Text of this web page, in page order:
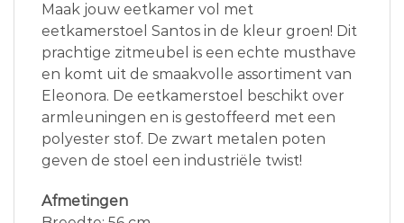
Maak jouw eetkamer vol met
eetkamerstoel Santos in de kleur groen! Dit
prachtige zitmeubel is een echte musthave
en komt uit de smaakvolle assortiment van
Eleonora. De eetkamerstoel beschikt over
armleuningen en is gestoffeerd met een
polyester stof. De zwart metalen poten
geven de stoel een industriële twist!
Afmetingen